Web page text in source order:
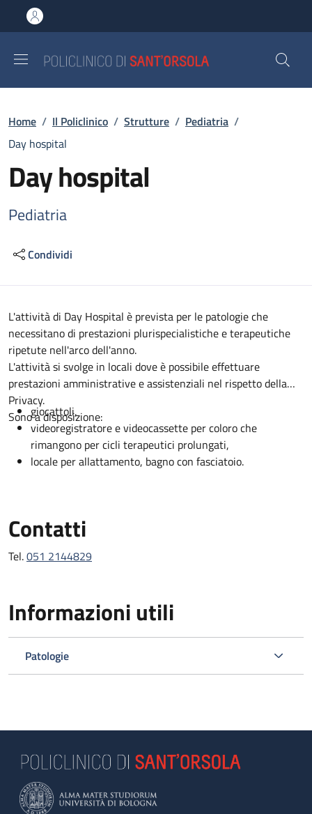
al contenuto principale
to footer content
Briciole di pane
Home / Il Policlinico / Strutture / Pediatria /
Day hospital
Day hospital
Pediatria
Condividi
Descrizione
L'attività di Day Hospital è prevista per le patologie che
necessitano di prestazioni plurispecialistiche e terapeutiche
ripetute nell'arco dell'anno.
L'attività si svolge in locali dove è possibile effettuare
prestazioni amministrative e assistenziali nel rispetto della
Privacy.
Sono a disposizione:
giocattoli,
videoregistratore e videocassette per coloro che
rimangono per cicli terapeutici prolungati,
locale per allattamento, bagno con fasciatoio.
Contatti
Tel.051 2144829
Informazioni utili
Patologie